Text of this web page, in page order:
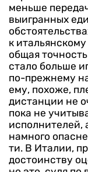
меньше
выигранных
к
общая
стало больше
по-прежнему
ему, похоже,
дистанции не
пока не
исполнителей,
намного
ти. В Италии,
достоинству